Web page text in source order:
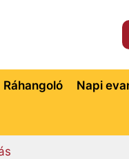
Ráhangoló Napi